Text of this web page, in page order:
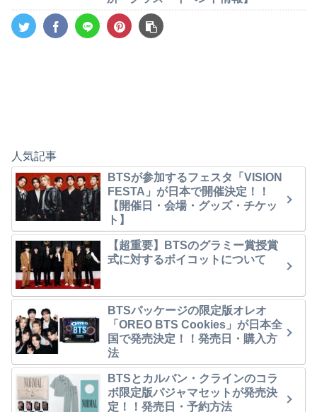
人気記事
BTSが参加するフェスタ「VISION
FESTA」が日本で開催決定！！
【開催日・会場・グッズ・チケッ
ト】
【超重要】BTSのグラミー賞授賞
式に対するボイコットについて
BTSパッケージの限定版オレオ
「OREO BTS Cookies」が日本全
国で発売決定！！発売日・購入方
法
BTSとカルバン・クラインのコラ
ボ限定版パジャマセットが発売決
定！！発売日・予約方法